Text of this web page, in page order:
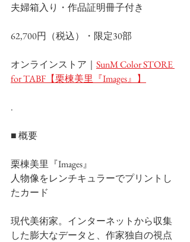
夫婦箱入り・作品証明冊子付き
62,700円（税込）・限定30部
オンラインストア｜ SunM Color STORE
for TABF【栗棟美里『Images』】
.
■ 概要
栗棟美里『Images』
人物像をレンチキュラーでプリントし
たカード
現代美術家。インターネットから収集
した膨大なデータと、作家独自の視点